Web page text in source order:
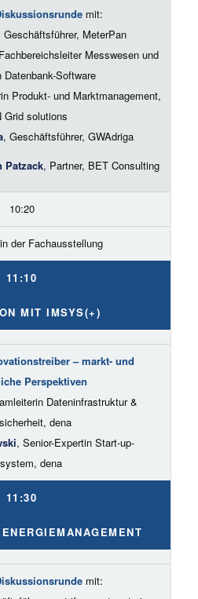
mit:
Geschäftsführer, MeterPan
Messwesen und
Datenbank-Software
Produkt- und Marktmanagement,
Grid solutions
, Geschäftsführer, GWAdriga
Patzack, Partner, BET Consulting
10:20
der Fachausstellung
11:10
MIT IMSYS(+)
– markt- und
Perspektiven
Dateninfrastruktur &
dena
, Senior-Expertin Start-up-
dena
11:30
mit: